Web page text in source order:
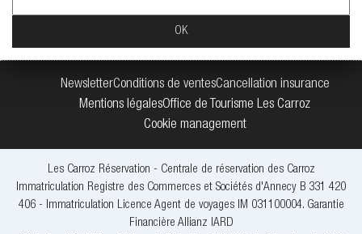
NewsletterConditions de ventesCancellation insurance
Mentions légalesOffice de Tourisme Les Carroz
Cookie management
Les Carroz Réservation - Centrale de réservation des Carroz
Immatriculation Registre des Commerces et Sociétés d'Annecy B 331 420
406 - Immatriculation Licence Agent de voyages IM 031100004. Garantie
Financière Allianz IARD